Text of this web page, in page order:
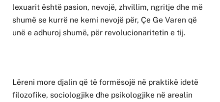
lexuarit është pasion, nevojë, zhvillim, ngritje dhe më
shumë se kurrë ne kemi nevojë për, Çe Ge Varen që
unë e adhuroj shumë, për revolucionaritetin e tij.
Lëreni more djalin që të formësojë në praktikë idetë
filozofike, sociologjike dhe psikologjike në arealin